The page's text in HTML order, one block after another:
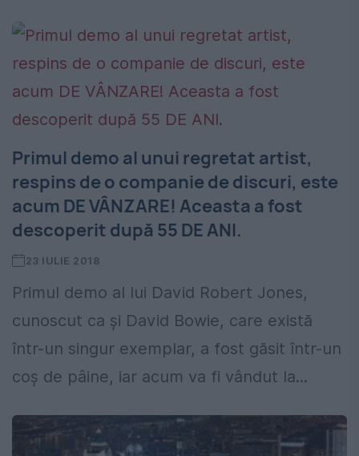
Primul demo al unui regretat artist,
respins de o companie de discuri, este
acum DE VÂNZARE! Aceasta a fost
descoperit după 55 DE ANI.
23 IULIE 2018
Primul demo al lui David Robert Jones,
cunoscut ca și David Bowie, care există
într-un singur exemplar, a fost găsit într-un
coș de pâine, iar acum va fi vândut la...